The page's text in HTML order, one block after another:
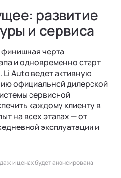
развитие
и сервиса
черта
и одновременно старт
Auto ведет активную
официальной дилерской
сервисной
каждому клиенту в
на всех этапах — от
эксплуатации и
и ценах будет анонсирована